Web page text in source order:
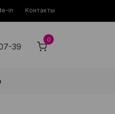
in Контакты
39
0